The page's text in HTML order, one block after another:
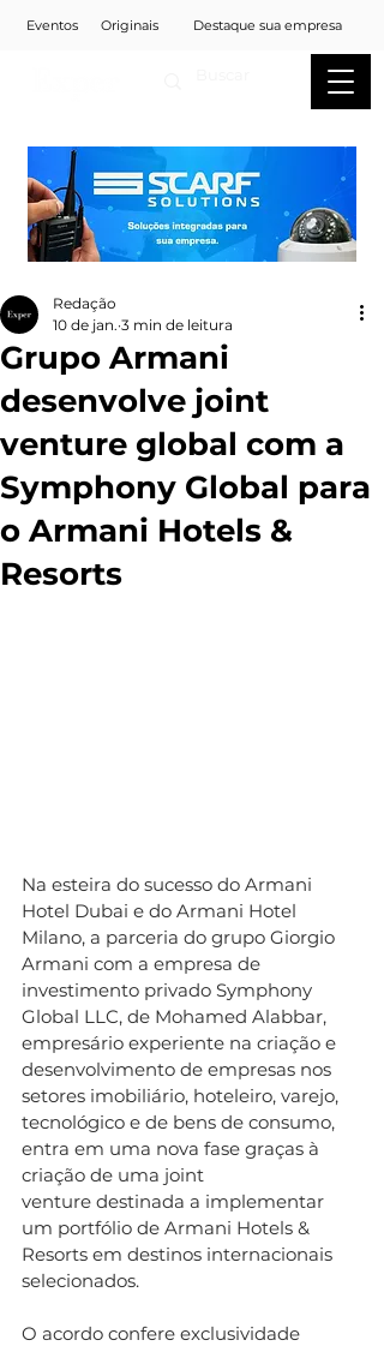
Eventos Originais Destaque sua empresa
Grupo Armani
desenvolve joint
venture global com a
Symphony Global para
o Armani Hotels &
Resorts
Redação
10 de jan. 3 min de leitura
Na esteira do sucesso do Armani
Hotel Dubai e do Armani Hotel
Milano, a parceria do grupo Giorgio
Armani com a empresa de
investimento privado Symphony
Global LLC, de Mohamed Alabbar,
empresário experiente na criação e
desenvolvimento de empresas nos
setores imobiliário, hoteleiro, varejo,
tecnológico e de bens de consumo,
entra em uma nova fase graças à
criação de uma joint
venture destinada a implementar
um portfólio de Armani Hotels &
Resorts em destinos internacionais
selecionados.
O acordo confere exclusividade